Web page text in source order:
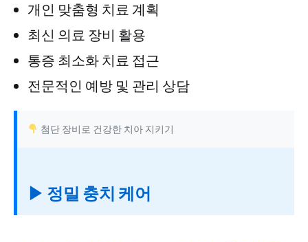
개인 맞춤형 치료 계획
최신 의료 장비 활용
통증 최소화 치료 접근
전문적인 예방 및 관리 상담
첨단 장비로 건강한 치아 지키기
▶ 정밀 충치 케어